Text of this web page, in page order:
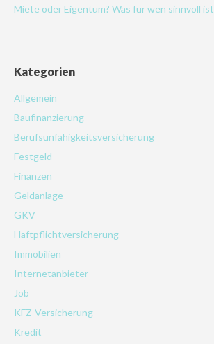
Miete oder Eigentum? Was für wen sinnvoll ist
Kategorien
Allgemein
Baufinanzierung
Berufsunfähigkeitsversicherung
Festgeld
Finanzen
Geldanlage
GKV
Haftpflichtversicherung
Immobilien
Internetanbieter
Job
KFZ-Versicherung
Kredit